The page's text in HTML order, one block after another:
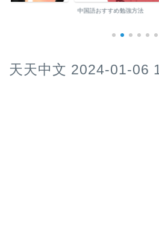
中国語おすすめ勉強方法
天天中文 2024-01-06